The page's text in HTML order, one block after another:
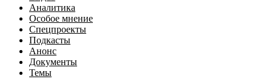
Аналитика
Особое мнение
Спецпроекты
Подкасты
Анонс
Документы
Темы